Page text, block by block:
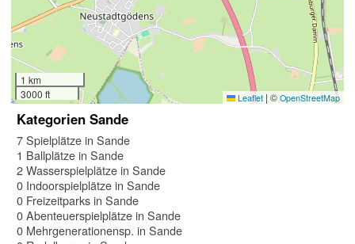
1 km
3000 ft
Leaflet | © OpenStreetMap
Kategorien Sande
7 Spielplätze in Sande
1 Ballplätze in Sande
2 Wasserspielplätze in Sande
0 Indoorspielplätze in Sande
0 Freizeitparks in Sande
0 Abenteuerspielplätze in Sande
0 Mehrgenerationensp. in Sande